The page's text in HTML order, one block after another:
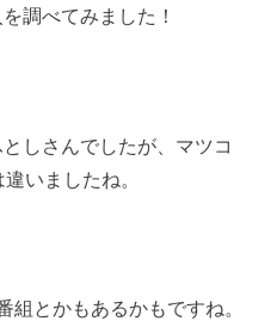
調べてみました！
しさんでしたが、マツコ
いましたね。
組とかもあるかもですね。